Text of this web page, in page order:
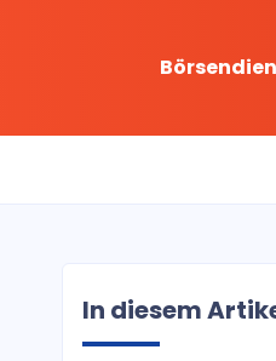
In diesem